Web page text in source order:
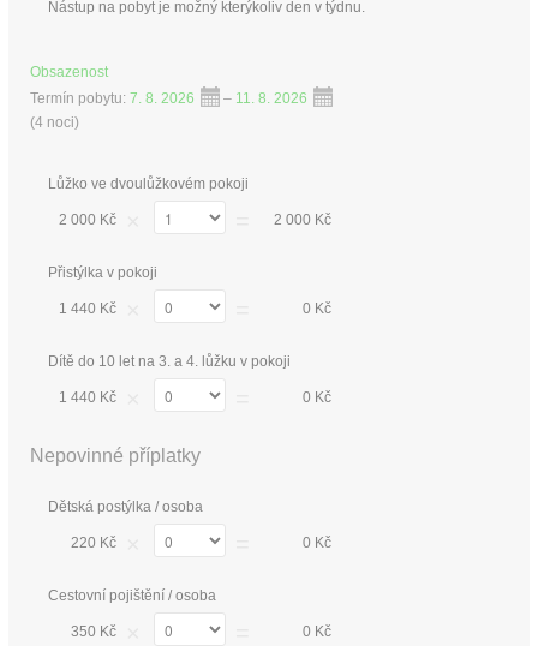
Nástup na pobyt je možný kterýkoliv den v týdnu.
Obsazenost
Termín pobytu: 7. 8. 2026 – 11. 8. 2026
(4 noci)
Lůžko ve dvoulůžkovém pokoji
2 000 Kč 2 000 Kč
Přistýlka v pokoji
1 440 Kč 0 Kč
Dítě do 10 let na 3. a 4. lůžku v pokoji
1 440 Kč 0 Kč
Nepovinné příplatky
Dětská postýlka / osoba
220 Kč 0 Kč
Cestovní pojištění / osoba
350 Kč 0 Kč